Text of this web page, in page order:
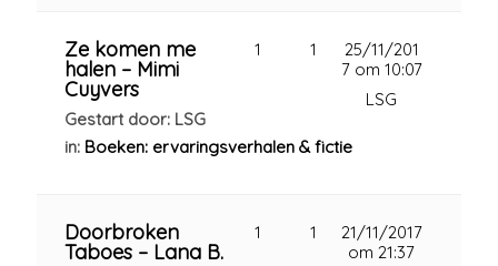
Ze komen me
halen – Mimi
Cuyvers
Gestart door: LSG
in: Boeken: ervaringsverhalen & fictie
1 1
25/11/201
7 om 10:07
LSG
Doorbroken
Taboes – Lana B.
1 1
21/11/2017
om 21:37